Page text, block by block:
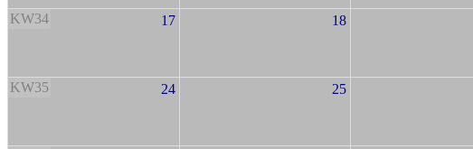
KW34 17 18
KW35 24 25